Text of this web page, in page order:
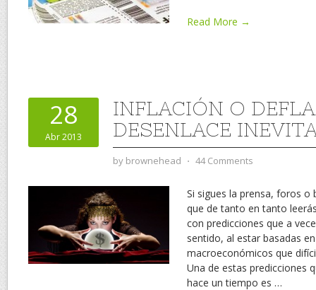
Read More →
28
Abr 2013
INFLACIÓN O
DESENLACE
by brownehead ⋅ 44 Comments
Si sigues la prensa, foros
que de tanto en tanto
con predicciones que a
sentido, al estar basadas
macroeconómicos que
Una de estas predicciones
hace un tiempo es …